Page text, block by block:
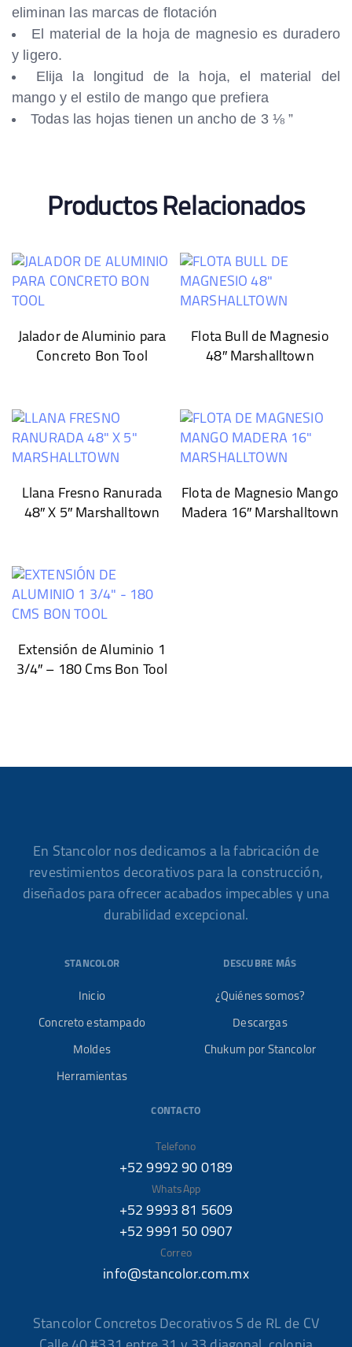
eliminan las marcas de flotación
El material de la hoja de magnesio es duradero
y ligero.
Elija la longitud de la hoja, el material del
mango y el estilo de mango que prefiera
Todas las hojas tienen un ancho de 3 ⅛ ”
Productos Relacionados
Jalador de Aluminio para
Concreto Bon Tool
Flota Bull de Magnesio
48″ Marshalltown
Llana Fresno Ranurada
48″ X 5″ Marshalltown
Flota de Magnesio Mango
Madera 16″ Marshalltown
Extensión de Aluminio 1
3/4″ – 180 Cms Bon Tool
En Stancolor nos dedicamos a la fabricación de
revestimientos decorativos para la construcción,
diseñados para ofrecer acabados impecables y una
durabilidad excepcional.
STANCOLOR
Inicio
Concreto estampado
Moldes
Herramientas
DESCUBRE MÁS
¿Quiénes somos?
Descargas
Chukum por Stancolor
CONTACTO
Telefono
+52 9992 90 0189
WhatsApp
+52 9993 81 5609
+52 9991 50 0907
Correo
info@stancolor.com.mx
Stancolor Concretos Decorativos S de RL de CV